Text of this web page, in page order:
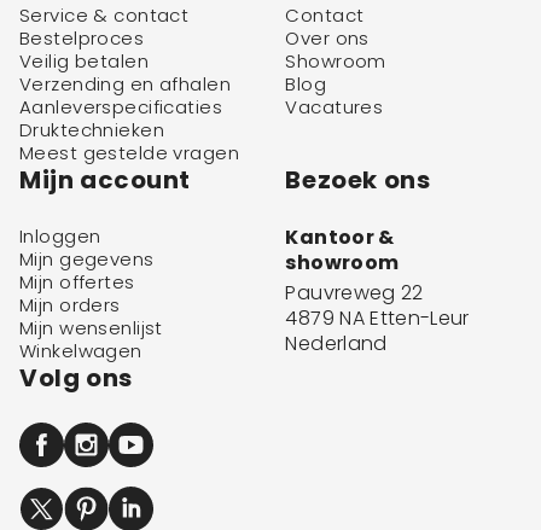
Service & contact
Bestelproces
Veilig betalen
Verzending en afhalen
Aanleverspecificaties
Druktechnieken
Meest gestelde vragen
Contact
Over ons
Showroom
Blog
Vacatures
Mijn account
Inloggen
Mijn gegevens
Mijn offertes
Mijn orders
Mijn wensenlijst
Winkelwagen
Bezoek ons
Kantoor &
showroom
Pauvreweg 22
4879 NA Etten-Leur
Nederland
Volg ons